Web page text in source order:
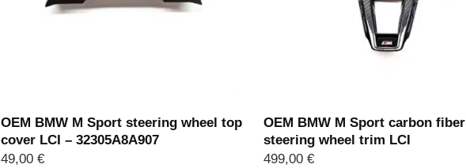
OEM BMW M Sport steering wheel top
cover LCI – 32305A8A907
49,00 €
OEM BMW M Sport carbon fiber
steering wheel trim LCI
499,00€